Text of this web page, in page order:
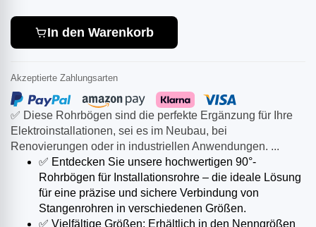
✅ Diese Rohrbögen sind die perfekte Ergänzung für Ihre
Elektroinstallationen, sei es im Neubau, bei
Renovierungen oder in industriellen Anwendungen. ...
✅ Entdecken Sie unsere hochwertigen 90°-
Rohrbögen für Installationsrohre – die ideale Lösung
für eine präzise und sichere Verbindung von
Stangenrohren in verschiedenen Größen.​
✅ Vielfältige Größen: Erhältlich in den Nenngrößen
In den Warenkorb
Akzeptierte Zahlungsarten